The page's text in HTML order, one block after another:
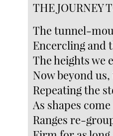
THE JOURNEY
The tunnel-
Encercling and
The heights we
Now beyond
Repeating the
As shapes
Ranges re-